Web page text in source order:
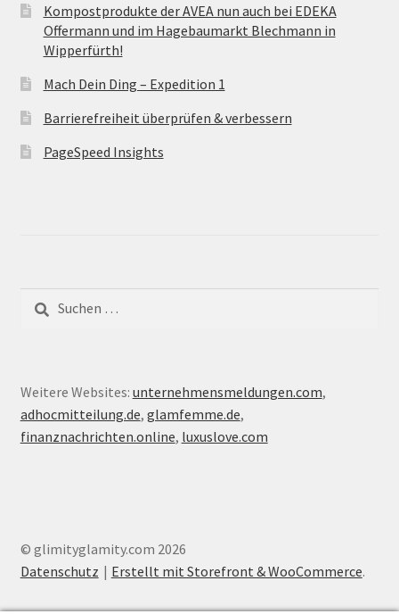
Kompostprodukte der AVEA nun auch bei EDEKA
Offermann und im Hagebaumarkt Blechmann in
Wipperfürth!
Mach Dein Ding – Expedition 1
Barrierefreiheit überprüfen & verbessern
PageSpeed Insights
nach:
Weitere Websites: unternehmensmeldungen.com,
adhocmitteilung.de, glamfemme.de,
finanznachrichten.online, luxuslove.com
© glimityglamity.com 2026
Datenschutz
Erstellt mit Storefront & WooCommerce.